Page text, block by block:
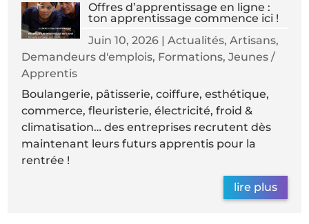
Offres d’apprentissage en ligne :
ton apprentissage commence ici !
Juin 10, 2026| Actualités, Artisans,
Demandeurs d'emplois, Formations,Jeunes /
Apprentis
Boulangerie, pâtisserie, coiffure, esthétique,
commerce, fleuristerie, électricité, froid &
climatisation… des entreprises recrutent dès
maintenant leurs futurs apprentis pour la
rentrée !
lire plus